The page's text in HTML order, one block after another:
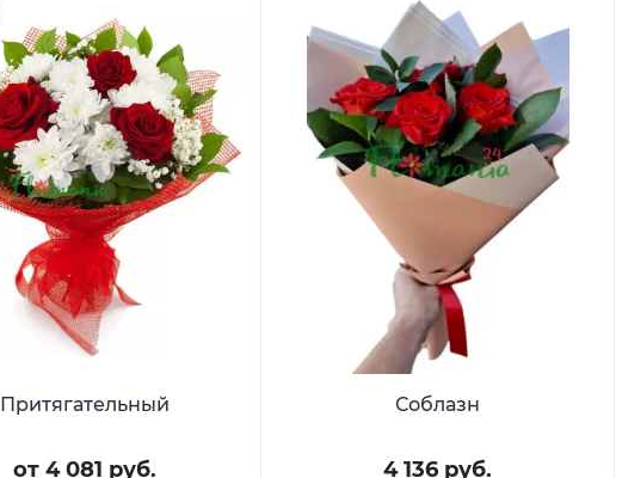
Притягательный
от 4 081 руб.
Соблазн
4 136 руб.